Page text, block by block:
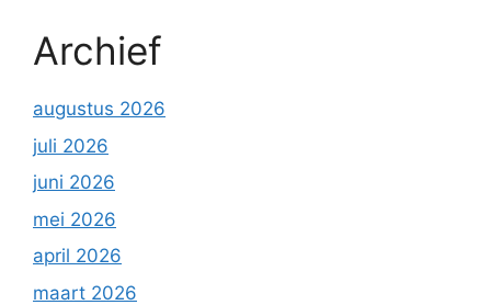
Archief
augustus 2026
juli 2026
juni 2026
mei 2026
april 2026
maart 2026